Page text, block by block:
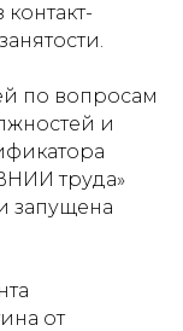
по вопросам
и
труда»
запущена
от